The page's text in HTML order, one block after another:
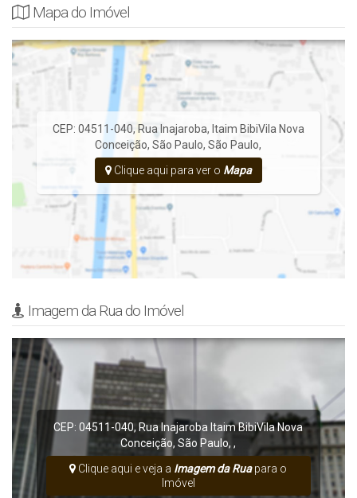
Instagram @Italianaconsultoria
Apartamento em Vila Nova Conceição
Mapa do Imóvel
CEP: 04511-040, Rua Inajaroba, Itaim BibiVila Nova
Conceição,São Paulo,São Paulo,
Clique aqui para ver o Mapa
Imagem da Rua do Imóvel
CEP: 04511-040, Rua Inajaroba Itaim BibiVila Nova
Conceição,São Paulo,,
Clique aqui e veja a Imagem da Ruapara o
Imóvel